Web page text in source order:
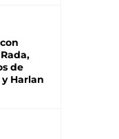
de
Harlan